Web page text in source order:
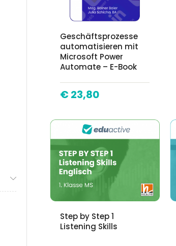
Geschäftsprozesse
automatisieren mit
Microsoft Power
Automate – E-Book
€ 23,80
Step by Step 1
Listening Skills